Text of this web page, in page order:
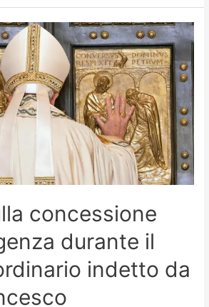
concessione
durante il
indetto da